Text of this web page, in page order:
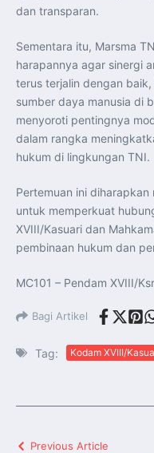
dan transparan.
Sementara itu, Marsma
harapannya agar sinergi
terus terjalin dengan
sumber daya manusia di
menyoroti pentingnya
dalam rangka
hukum di lingkungan TNI.
Pertemuan ini
untuk memperkuat
XVIII/Kasuari dan
pembinaan hukum dan
MC101 – Pendam XVIII/Ksr
Bagi Artikel
Tag: Kodam XVIII/
Previous Article